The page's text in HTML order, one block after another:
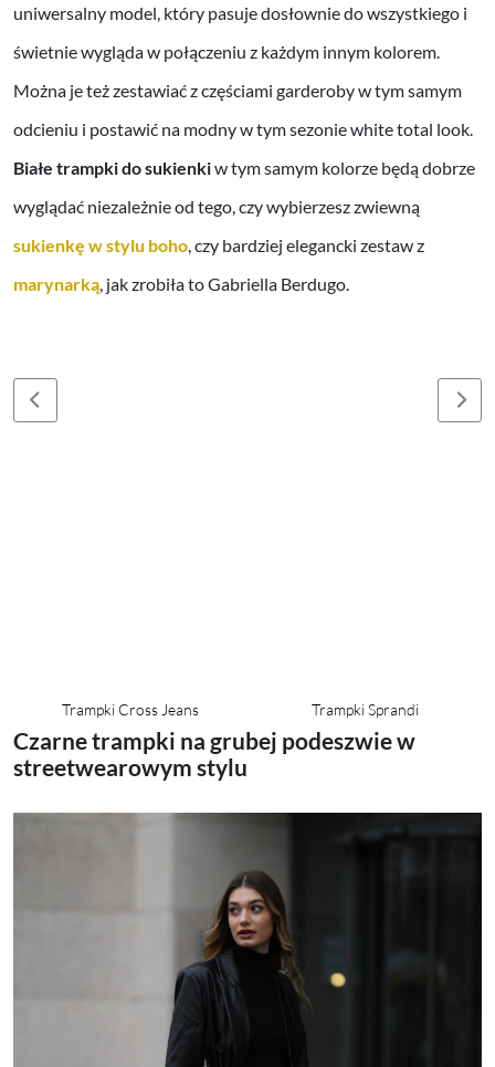
uniwersalny model, który pasuje dosłownie do wszystkiego i
świetnie wygląda w połączeniu z każdym innym kolorem.
Można je też zestawiać z częściami garderoby w tym samym
odcieniu i postawić na modny w tym sezonie white total look.
Białe trampki do sukienkiw tym samym kolorze będą dobrze
wyglądać niezależnie od tego, czy wybierzesz zwiewną
sukienkę w stylu boho, czy bardziej elegancki zestaw z
marynarką, jak zrobiła to Gabriella Berdugo.
Trampki Cross Jeans Trampki Sprandi
Czarne trampki na grubej podeszwie w
streetwearowym stylu